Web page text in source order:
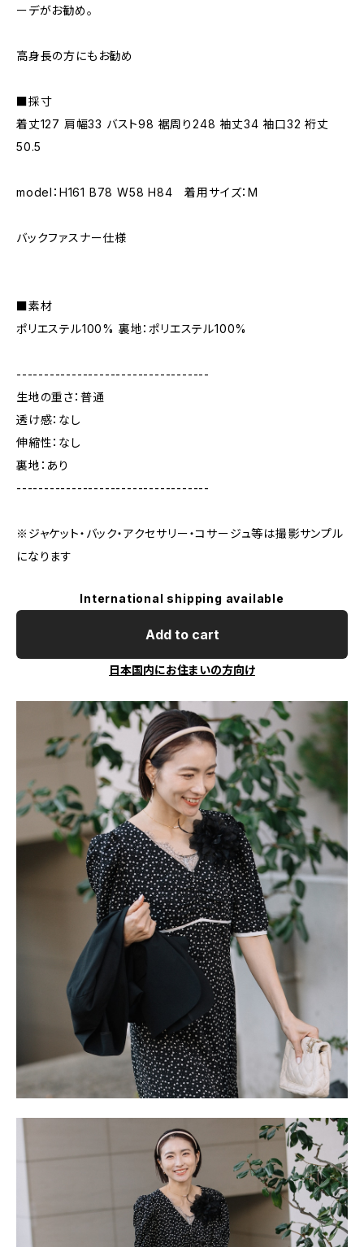
ーデがお勧め。
高身長の方にもお勧め
■採寸
着丈127 肩幅33 バスト98 裾周り248 袖丈34 袖口32 裄丈
50.5
model：H161 B78 W58 H84 着用サイズ：M
バックファスナー仕様
■素材
ポリエステル100% 裏地：ポリエステル100%
-----------------------------------
生地の重さ：普通
透け感：なし
伸縮性：なし
裏地：あり
-----------------------------------
※ジャケット・バック・アクセサリー・コサージュ等は撮影サンプル
になります
International shipping available
Add to cart
日本国内にお住まいの方向け